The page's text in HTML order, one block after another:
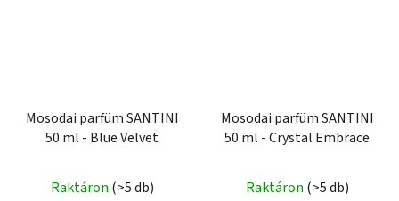
Mosodai parfüm SANTINI
50 ml - Blue Velvet
Raktáron (>5 db)
Mosodai parfüm SANTINI
50 ml - Crystal Embrace
Raktáron (>5 db)